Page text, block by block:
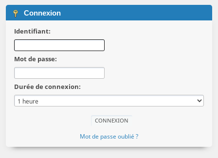
Connexion
Identifiant:
Mot de passe:
Durée de connexion:
Mot de passe oublié ?